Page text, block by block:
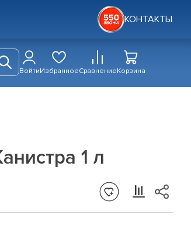
КОНТАКТЫ
ВойтиИзбранноеСравнениеКорзина
1 л